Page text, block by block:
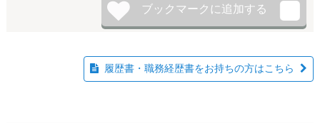
履歴書・職務経歴書をお持ちの方はこちら